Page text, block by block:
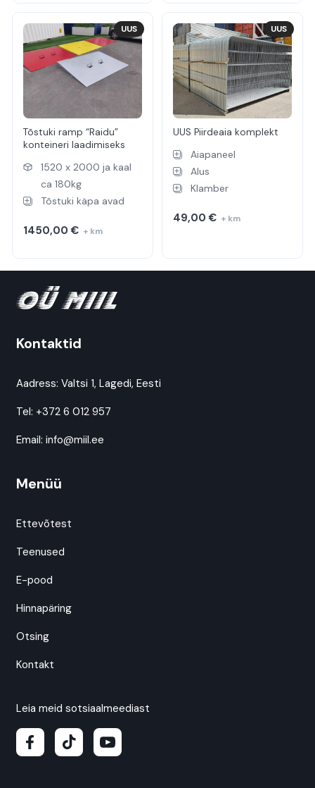
Tõstuki ramp “Raidu”
konteineri laadimiseks
1520 x 2000 ja kaal
ca 180kg
Tõstuki käpa avad
1450,00€ + km
UUS
UUS Piirdeaia komplekt
Aiapaneel
Alus
Klamber
49,00€ + km
UUS
Kontaktid
Aadress: Valtsi 1, Lagedi, Eesti
Tel: +372 6 012 957
Email: info@miil.ee
Menüü
Ettevõtest
Teenused
E-pood
Hinnapäring
Otsing
Kontakt
Leia meid sotsiaalmeediast